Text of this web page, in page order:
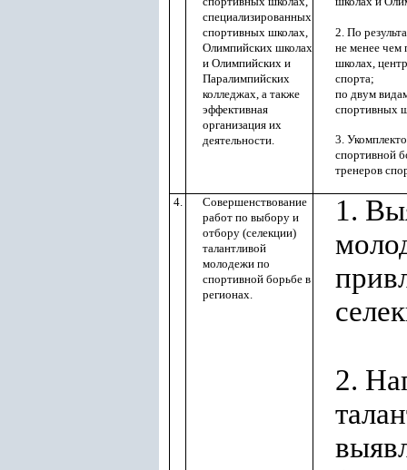
специализированных
спортивных школах,
Олимпийских школах
и Олимпийских и
Паралимпийских
колледжах, а также
эффективная
организация их
деятельности.
2. По
не менее чем
школах,
спорта;
по двум
спортивных
3.
спортивной
тренеров
4.
Совершенствование
работ по выбору и
отбору (селекции)
талантливой
молодежи по
спортивной борьбе в
регионах.
1.
2.